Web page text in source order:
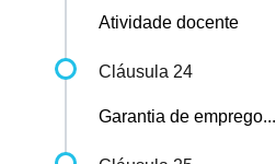
Atividade docente
Cláusula 24
Garantia de emprego...